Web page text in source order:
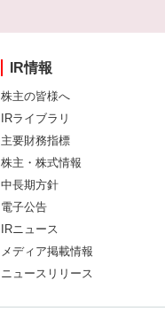
IR情報
株主の皆様へ
IRライブラリ
主要財務指標
株主・株式情報
中長期方針
電子公告
IRニュース
メディア掲載情報
ニュースリリース